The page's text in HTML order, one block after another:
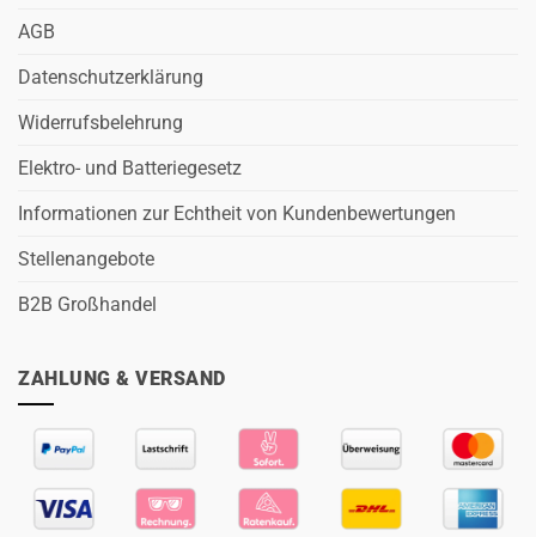
AGB
Datenschutzerklärung
Widerrufsbelehrung
Elektro- und Batteriegesetz
Informationen zur Echtheit von Kundenbewertungen
Stellenangebote
B2B Großhandel
ZAHLUNG & VERSAND